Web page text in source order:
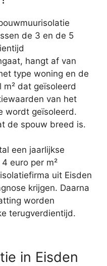
de 3 en de 5
hangt af van
type woning en de
dat geïsoleerd
van het
wordt geïsoleerd.
de spouw breed is.
een jaarlijkse
euro per m²
uit Eisden
krijgen. Daarna
worden
terugverdientijd.
in Eisden